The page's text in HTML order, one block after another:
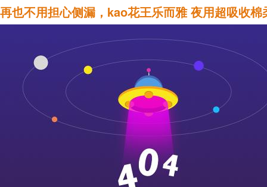
再也不用担心侧漏，kao花王乐而雅 夜用超吸收